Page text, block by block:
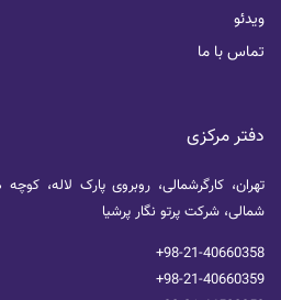
ویدئو
تماس با ما
دفتر مرکزی
شمالی، شرکت پرتو نگار پرشیا
+98-21-40660358
+98-21-40660359